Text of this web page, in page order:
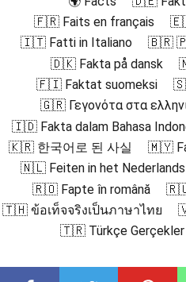
🇫🇷 Faits en français
🇮🇹 Fatti in Italiano
🇧🇷
🇩🇰 Fakta på dansk
🇫🇮 Faktat suomeksi
🇬🇷 Γεγονότα στα
🇮🇩 Fakta dalam Bahasa
🇰🇷 한국어로 된 사실
🇲🇾
🇳🇱 Feiten in het Nederlands
🇷🇴 Fapte în română
🇷🇺
🇹🇭 ข้อเท็จจริงเป็นภาษาไทย
🇹🇷 Türkçe Gerçekler